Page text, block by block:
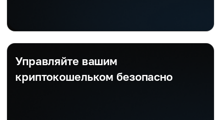
Управляйте вашим
криптокошельком безопасно